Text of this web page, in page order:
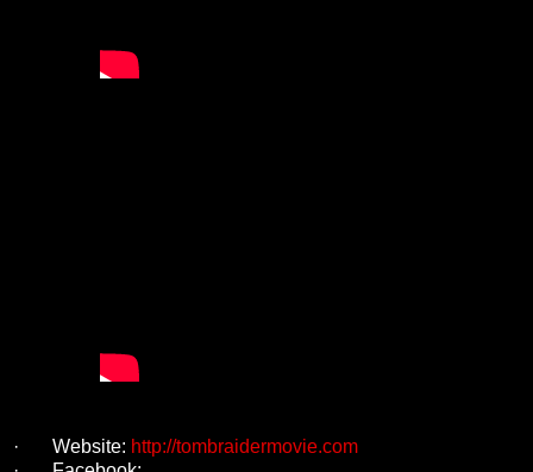
· Website: http://tombraidermovie.com